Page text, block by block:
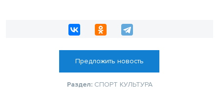
Предложить новость
Раздел: СПОРТ КУЛЬТУРА